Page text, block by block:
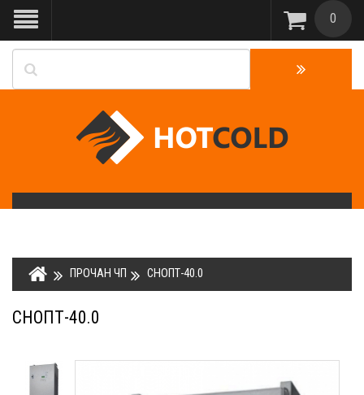
0
ПРОЧАН ЧП СНОПТ-40.0
СНОПТ-40.0